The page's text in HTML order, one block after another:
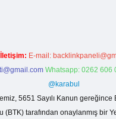
E-mail:
Whatsapp: 0262 606
@karabul
5651 Sayılı Kanun
(BTK) tarafından onaylanmış bir